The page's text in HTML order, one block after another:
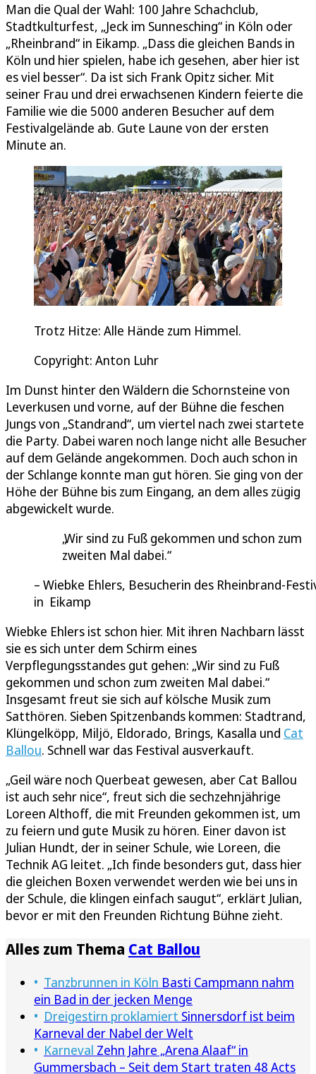
Man die Qual der Wahl: 100 Jahre Schachclub,
Stadtkulturfest, „Jeck im Sunnesching“ in Köln oder
„Rheinbrand“ in Eikamp. „Dass die gleichen Bands in
Köln und hier spielen, habe ich gesehen, aber hier ist
es viel besser“. Da ist sich Frank Opitz sicher. Mit
seiner Frau und drei erwachsenen Kindern feierte die
Familie wie die 5000 anderen Besucher auf dem
Festivalgelände ab. Gute Laune von der ersten
Minute an.
Trotz Hitze: Alle Hände zum Himmel.
Copyright: Anton Luhr
Im Dunst hinter den Wäldern die Schornsteine von
Leverkusen und vorne, auf der Bühne die feschen
Jungs von „Standrand“, um viertel nach zwei startete
die Party. Dabei waren noch lange nicht alle Besucher
auf dem Gelände angekommen. Doch auch schon in
der Schlange konnte man gut hören. Sie ging von der
Höhe der Bühne bis zum Eingang, an dem alles zügig
abgewickelt wurde.
Wir sind zu Fuß gekommen und schon zum
zweiten Mal dabei.
Wiebke Ehlers, Besucherin des Rheinbrand-
in Eikamp
Wiebke Ehlers ist schon hier. Mit ihren Nachbarn lässt
sie es sich unter dem Schirm eines
Verpflegungsstandes gut gehen: „Wir sind zu Fuß
gekommen und schon zum zweiten Mal dabei.“
Insgesamt freut sie sich auf kölsche Musik zum
Satthören. Sieben Spitzenbands kommen: Stadtrand,
Klüngelköpp, Miljö, Eldorado, Brings, Kasalla und Cat
Ballou. Schnell war das Festival ausverkauft.
„Geil wäre noch Querbeat gewesen, aber Cat Ballou
ist auch sehr nice“, freut sich die sechzehnjährige
Loreen Althoff, die mit Freunden gekommen ist, um
zu feiern und gute Musik zu hören. Einer davon ist
Julian Hundt, der in seiner Schule, wie Loreen, die
Technik AG leitet. „Ich finde besonders gut, dass hier
die gleichen Boxen verwendet werden wie bei uns in
der Schule, die klingen einfach saugut“, erklärt Julian,
bevor er mit den Freunden Richtung Bühne zieht.
Alles zum Thema Cat Ballou
Tanzbrunnen in Köln Basti Campmann nahm
ein Bad in der jecken Menge
Dreigestirn proklamiert Sinnersdorf ist beim
Karneval der Nabel der Welt
Karneval Zehn Jahre „Arena Alaaf“ in
Gummersbach – Seit dem Start traten 48 Acts